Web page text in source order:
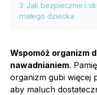
3 Jak bezpiecznie i
małego dziecka
Wspomóż organizm
nawadnianiem.
organizm gubi więcej
aby maluch